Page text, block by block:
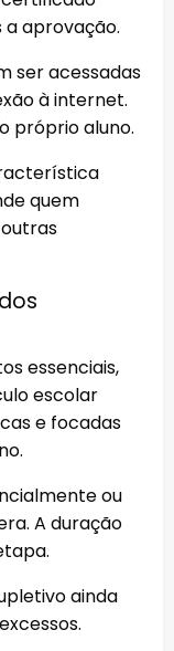
aprovação.
ser acessadas
à internet.
próprio aluno.
quem
essenciais,
escolar
e focadas
ou
A duração
ainda